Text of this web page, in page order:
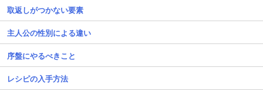
取返しがつかない要素
主人公の性別による違い
序盤にやるべきこと
レシピの入手方法